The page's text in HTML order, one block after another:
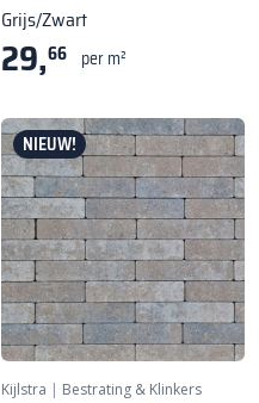
Grijs/Zwart
29,66 per m²
NIEUW!
Kijlstra Bestrating & Klinkers